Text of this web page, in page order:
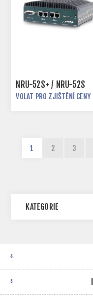
NRU-52S+ / NRU-52S
VOLAT PRO ZJIŠTĚNÍ CENY
1 2 3
KATEGORIE